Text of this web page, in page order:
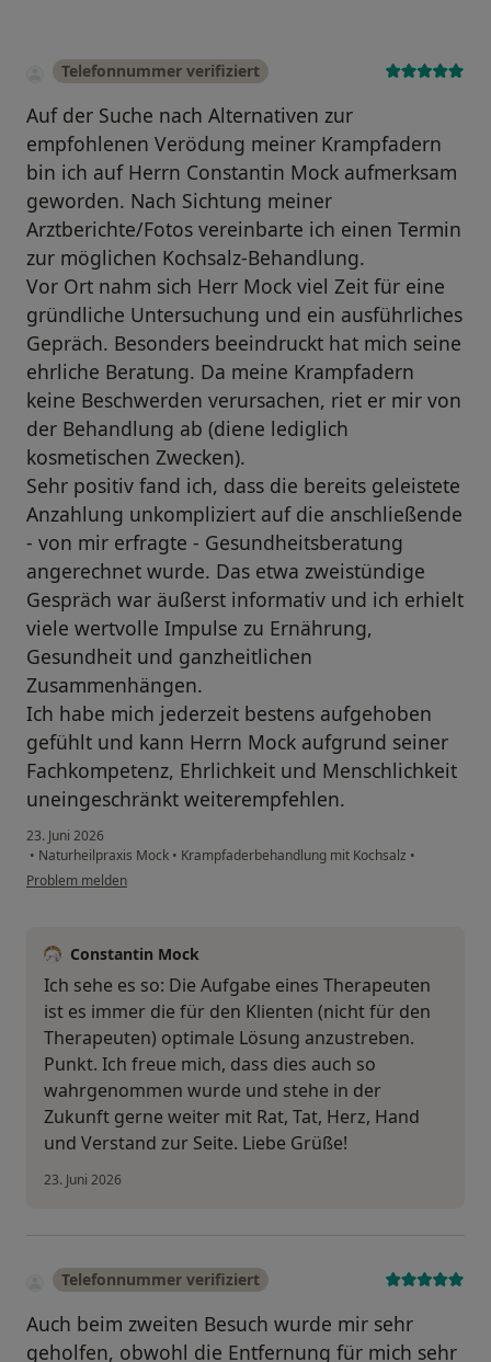
Telefonnummer verifiziert
Auf der Suche nach Alternativen zur
empfohlenen Verödung meiner Krampfadern
bin ich auf Herrn Constantin Mock aufmerksam
geworden. Nach Sichtung meiner
Arztberichte/Fotos vereinbarte ich einen Termin
zur möglichen Kochsalz-Behandlung.
Vor Ort nahm sich Herr Mock viel Zeit für eine
gründliche Untersuchung und ein ausführliches
Gepräch. Besonders beeindruckt hat mich seine
ehrliche Beratung. Da meine Krampfadern
keine Beschwerden verursachen, riet er mir von
der Behandlung ab (diene lediglich
kosmetischen Zwecken).
Sehr positiv fand ich, dass die bereits geleistete
Anzahlung unkompliziert auf die anschließende
- von mir erfragte - Gesundheitsberatung
angerechnet wurde. Das etwa zweistündige
Gespräch war äußerst informativ und ich erhielt
viele wertvolle Impulse zu Ernährung,
Gesundheit und ganzheitlichen
Zusammenhängen.
Ich habe mich jederzeit bestens aufgehoben
gefühlt und kann Herrn Mock aufgrund seiner
Fachkompetenz, Ehrlichkeit und Menschlichkeit
uneingeschränkt weiterempfehlen.
23. Juni 2026
• Naturheilpraxis Mock • Krampfaderbehandlung mit Kochsalz •
Problem melden
Constantin Mock
Ich sehe es so: Die Aufgabe eines Therapeuten
ist es immer die für den Klienten (nicht für den
Therapeuten) optimale Lösung anzustreben.
Punkt. Ich freue mich, dass dies auch so
wahrgenommen wurde und stehe in der
Zukunft gerne weiter mit Rat, Tat, Herz, Hand
und Verstand zur Seite. Liebe Grüße!
23. Juni 2026
Telefonnummer verifiziert
Auch beim zweiten Besuch wurde mir sehr
geholfen, obwohl die Entfernung für mich sehr